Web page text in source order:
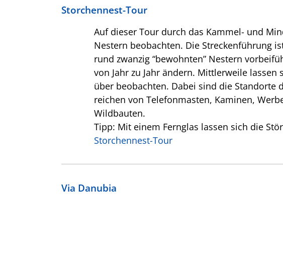
Storchennest-Tour
Auf dieser Tour durch das Kammel- und
Nestern beobachten. Die Streckenführung
rund zwanzig “bewohnten” Nestern
von Jahr zu Jahr ändern. Mittlerweile lassen
über beobachten. Dabei sind die Standorte
reichen von Telefonmasten, Kaminen,
Wildbauten.
Tipp: Mit einem Fernglas lassen sich die
Storchennest-Tour
Via Danubia